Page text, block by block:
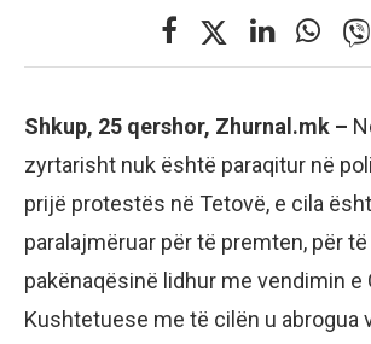
Shkup, 25 qershor, Zhurnal.mk –
zyrtarisht nuk është paraqitur në
prijë protestës në Tetovë, e cila
paralajmëruar për të premten, për
pakënaqësinë lidhur me vendimin e
Kushtetuese me të cilën u abrogua